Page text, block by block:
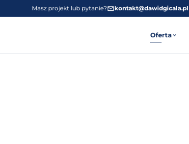
Masz projekt lub pytanie? kontakt@dawidgicala.pl
Oferta